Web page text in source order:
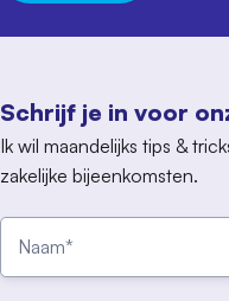
Schrijf je in voor
Ik wil maandelijks tips &
zakelijke bijeenkomsten.